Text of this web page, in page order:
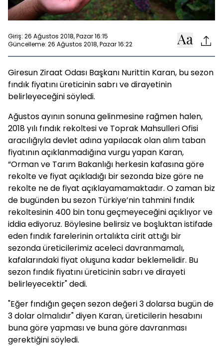
Giriş: 26 Ağustos 2018, Pazar 16:15
Güncelleme: 26 Ağustos 2018, Pazar 16:22
Giresun Ziraat Odası Başkanı Nurittin Karan, bu sezon
fındık fiyatını üreticinin sabrı ve dirayetinin
belirleyeceğini söyledi.
Ağustos ayının sonuna gelinmesine rağmen halen,
2018 yılı fındık rekoltesi ve Toprak Mahsulleri Ofisi
aracılığıyla devlet adına yapılacak olan alım taban
fiyatının açıklanmadığına vurgu yapan Karan,
“Orman ve Tarım Bakanlığı herkesin kafasına göre
rekolte ve fiyat açıkladığı bir sezonda bize göre ne
rekolte ne de fiyat açıklayamamaktadır. O zaman biz
de bugünden bu sezon Türkiye’nin tahmini fındık
rekoltesinin 400 bin tonu geçmeyeceğini açıklıyor ve
iddia ediyoruz. Böylesine belirsiz ve boşluktan istifade
eden fındık farelerinin ortalıkta cirit attığı bir
sezonda üreticilerimiz aceleci davranmamalı,
kafalarındaki fiyat oluşuna kadar beklemelidir. Bu
sezon fındık fiyatını üreticinin sabrı ve dirayeti
belirleyecektir" dedi.
"Eğer fındığın geçen sezon değeri 3 dolarsa bugün de
3 dolar olmalıdır" diyen Karan, üreticilerin hesabını
buna göre yapması ve buna göre davranması
gerektiğini söyledi.